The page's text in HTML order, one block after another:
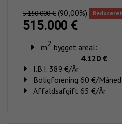
5.150.000 € (90,00%) Reduceret
515.000 €
m2 bygget areal:
4.120 €
I.B.I. 389 €/År
Boligforening 60 €/Måned
Affaldsafgift 65 €/År